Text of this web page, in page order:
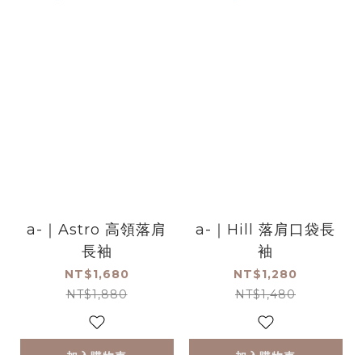
a-｜Astro 高領落肩
長袖
NT$1,680
NT$1,880
a-｜Hill 落肩口袋長
袖
NT$1,280
NT$1,480